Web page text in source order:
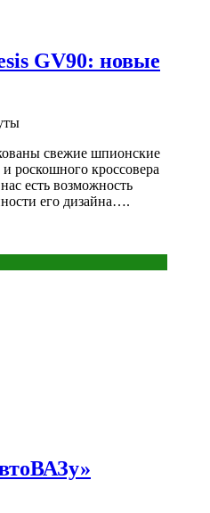
GV90: новые
свежие шпионские
роскошного кроссовера
есть возможность
его дизайна….